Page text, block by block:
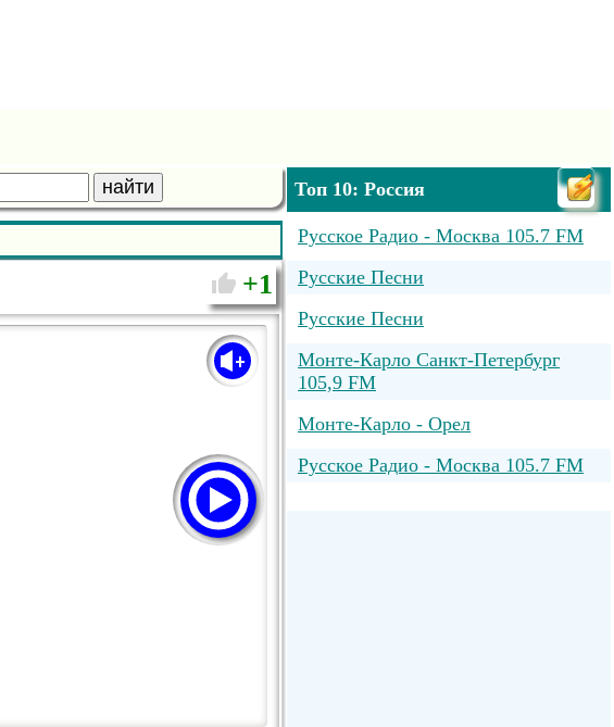
найти
1
Топ 10: Россия
Русское Радио - Москва 105.7 FM
Русские Песни
Русские Песни
Монте-Карло Санкт-Петербург
105,9 FM
Монте-Карло - Орел
Русское Радио - Москва 105.7 FM